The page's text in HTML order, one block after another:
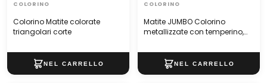
Colorino Matite colorate
triangolari corte
COLORINO
Matite JUMBO Colorino
metallizzate con temperino,
COLORINO